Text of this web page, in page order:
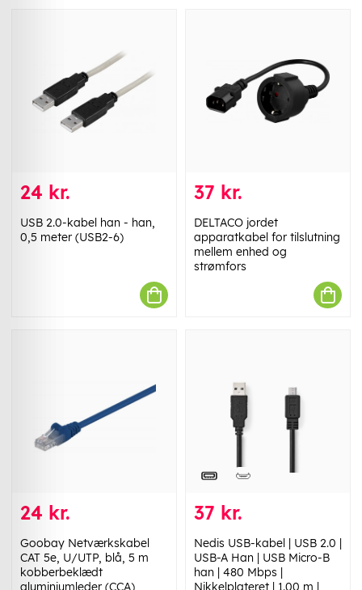
24 kr.
USB 2.0-kabel han - han,
0,5 meter (USB2-6)
37 kr.
DELTACO jordet
apparatkabel for tilslutning
mellem enhed og
strømfors
24 kr.
Goobay Netværkskabel
CAT 5e, U/UTP, blå, 5 m
kobberbeklædt
aluminiumleder (CCA)
37 kr.
Nedis USB-kabel | USB 2.0 |
USB-A Han | USB Micro-B
han | 480 Mbps |
Nikkelplateret | 1.00 m |